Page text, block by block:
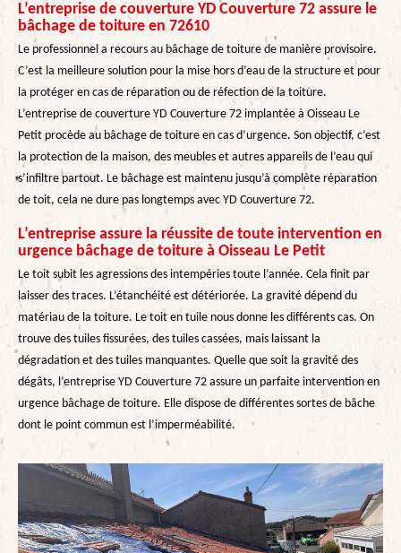
L’entreprise de couverture YD Couverture 72 assure le
bâchage de toiture en 72610
Le professionnel a recours au bâchage de toiture de manière provisoire.
C’est la meilleure solution pour la mise hors d’eau de la structure et pour
la protéger en cas de réparation ou de réfection de la toiture.
L’entreprise de couverture YD Couverture 72 implantée à Oisseau Le
Petit procède au bâchage de toiture en cas d’urgence. Son objectif, c’est
la protection de la maison, des meubles et autres appareils de l’eau qui
s’infiltre partout. Le bâchage est maintenu jusqu’à complète réparation
de toit, cela ne dure pas longtemps avec YD Couverture 72.
L’entreprise assure la réussite de toute intervention en
urgence bâchage de toiture à Oisseau Le Petit
Le toit subit les agressions des intempéries toute l’année. Cela finit par
laisser des traces. L’étanchéité est détériorée. La gravité dépend du
matériau de la toiture. Le toit en tuile nous donne les différents cas. On
trouve des tuiles fissurées, des tuiles cassées, mais laissant la
dégradation et des tuiles manquantes. Quelle que soit la gravité des
dégâts, l’entreprise YD Couverture 72 assure un parfaite intervention en
urgence bâchage de toiture. Elle dispose de différentes sortes de bâche
dont le point commun est l’imperméabilité.